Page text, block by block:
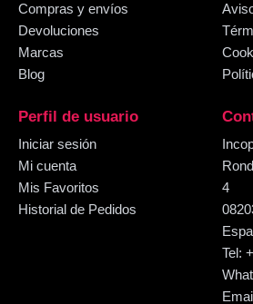
Compras y envíos
Devoluciones
Marcas
Blog
Perfil de usuario
Iniciar sesión
Mi cuenta
Mis Favoritos
Historial de Pedidos
4
Tel: